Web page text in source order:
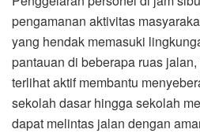
pengamanan aktivitas
yang hendak memasuki
pantauan di beberapa ruas
terlihat aktif membantu
sekolah dasar hingga sekolah
dapat melintas jalan dengan